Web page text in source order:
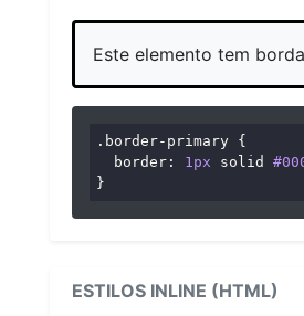
Este elemento tem
.border-primary {
border : 1px solid
}
ESTILOS INLINE (HTML)